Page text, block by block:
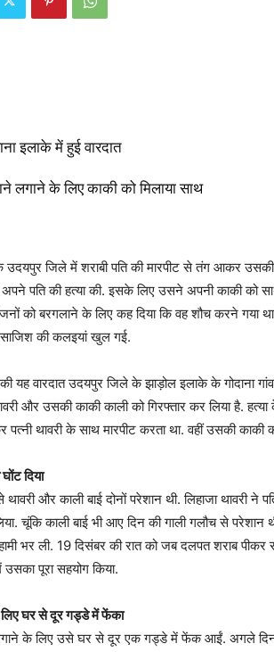
इलाके में हुई वारदात
लगाने के लिए काकी को मिलाया साथ
जिले में शराबी पति की मारपीट से तंग आकर उसकी
अपने पति की हत्या की. इसके लिए उसने अपनी काकी को
को बरगलाने के लिए कह दिया कि वह शौच करने गया
साजिश की कलइयां खुल गई.
यह वारदात उदयपुर जिले के झाड़ोल इलाके के गोदाना
और उसकी काकी काली को गिरफ्तार कर लिया है.
पत्नी थावरी के साथ मारपीट करता था. वहीं उसकी काकी
दिया
और काली बाई दोनों परेशान थी. लिहाजा थावरी ने
चूंकि काली बाई भी आए दिन की गाली गलौच से
भर ली. 19 दिसंबर की रात को जब दलपत शराब पीकर
पूरा सहयोग किया.
घर से दूर गड्डे में फेंका
के लिए उसे घर से दूर एक गड्डे में फेंक आईं. अगले दिन